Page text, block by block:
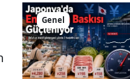
Genel